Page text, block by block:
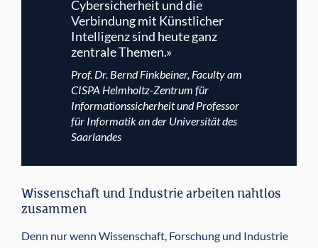
Cybersicherheit und die
Verbindung mit Künstlicher
Intelligenz sind heute ganz
zentrale Themen.»
Prof. Dr. Bernd Finkbeiner, Faculty am
CISPA Helmholtz-Zentrum für
Informations­sicherheit und Professor
für Informatik an der Universität des
Saarlandes
Wissenschaft und Industrie arbeiten nahtlos
zusammen
Denn nur wenn Wissenschaft, Forschung und Industrie